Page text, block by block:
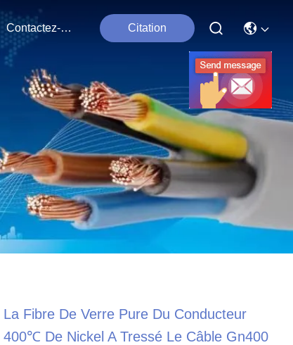
Contactez-Nous Citation
La Fibre De Verre Pure Du Conducteur
400℃ De Nickel A Tressé Le Câble Gn400